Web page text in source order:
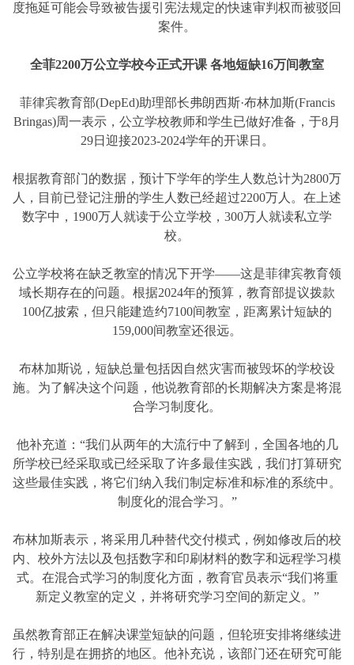
度拖延可能会导致被告援引宪法规定的快速审判权而被驳回
案件。
全菲2200万公立学校今正式开课 各地短缺16万间教室
菲律宾教育部(DepEd)助理部长弗朗西斯·布林加斯(Francis
Bringas)周一表示，公立学校教师和学生已做好准备，于8月
29日迎接2023-2024学年的开课日。
根据教育部门的数据，预计下学年的学生人数总计为2800万
人，目前已登记注册的学生人数已经超过2200万人。在上述
数字中，1900万人就读于公立学校，300万人就读私立学
校。
公立学校将在缺乏教室的情况下开学——这是菲律宾教育领
域长期存在的问题。根据2024年的预算，教育部提议拨款
100亿披索，但只能建造约7100间教室，距离累计短缺的
159,000间教室还很远。
布林加斯说，短缺总量包括因自然灾害而被毁坏的学校设
施。为了解决这个问题，他说教育部的长期解决方案是将混
合学习制度化。
他补充道：“我们从两年的大流行中了解到，全国各地的几
所学校已经采取或已经采取了许多最佳实践，我们打算研究
这些最佳实践，将它们纳入我们制定标准和标准的系统中。
制度化的混合学习。”
布林加斯表示，将采用几种替代交付模式，例如修改后的校
内、校外方法以及包括数字和印刷材料的数字和远程学习模
式。在混合式学习的制度化方面，教育官员表示“我们将重
新定义教室的定义，并将研究学习空间的新定义。”
虽然教育部正在解决课堂短缺的问题，但轮班安排将继续进
行，特别是在拥挤的地区。他补充说，该部门还在研究可能